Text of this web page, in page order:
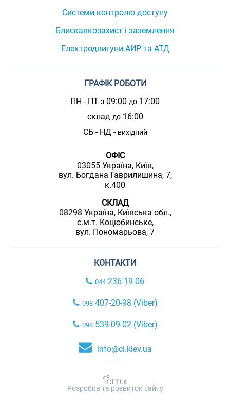
Системи контролю доступу
Блискавкозахист і заземлення
Електродвигуни АИР та АТД
ГРАФІК РОБОТИ
ПН - ПТ з 09:00 до 17:00
склад до16:00
СБ - НД - вихідний
ОФІС
03055 Україна, Київ,
вул. Богдана Гаврилишина, 7,
к.400
СКЛАД
08298 Україна, Київська обл.,
с.м.т. Коцюбинське,
вул. Пономарьова, 7
КОНТАКТИ
044 236-19-06
098407-20-98 (Viber)
098539-09-02 (Viber)
info@ci.kiev.ua
Розробка та розвиток сайту